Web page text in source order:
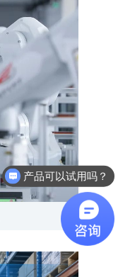
产品可以试用吗？